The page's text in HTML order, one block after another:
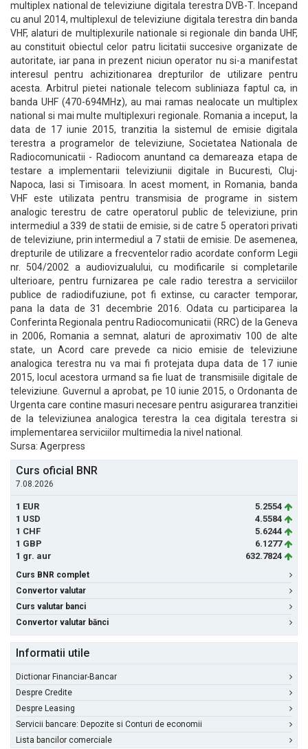
multiplex national de televiziune digitala terestra DVB-T. Incepand
cu anul 2014, multiplexul de televiziune digitala terestra din banda
VHF, alaturi de multiplexurile nationale si regionale din banda UHF,
au constituit obiectul celor patru licitatii succesive organizate de
autoritate, iar pana in prezent niciun operator nu si-a manifestat
interesul pentru achizitionarea drepturilor de utilizare pentru
acesta. Arbitrul pietei nationale telecom subliniaza faptul ca, in
banda UHF (470-694MHz), au mai ramas nealocate un multiplex
national si mai multe multiplexuri regionale. Romania a inceput, la
data de 17 iunie 2015, tranzitia la sistemul de emisie digitala
terestra a programelor de televiziune, Societatea Nationala de
Radiocomunicatii - Radiocom anuntand ca demareaza etapa de
testare a implementarii televiziunii digitale in Bucuresti, Cluj-
Napoca, Iasi si Timisoara. In acest moment, in Romania, banda
VHF este utilizata pentru transmisia de programe in sistem
analogic terestru de catre operatorul public de televiziune, prin
intermediul a 339 de statii de emisie, si de catre 5 operatori privati
de televiziune, prin intermediul a 7 statii de emisie. De asemenea,
drepturile de utilizare a frecventelor radio acordate conform Legii
nr. 504/2002 a audiovizualului, cu modificarile si completarile
ulterioare, pentru furnizarea pe cale radio terestra a serviciilor
publice de radiodifuziune, pot fi extinse, cu caracter temporar,
pana la data de 31 decembrie 2016. Odata cu participarea la
Conferinta Regionala pentru Radiocomunicatii (RRC) de la Geneva
in 2006, Romania a semnat, alaturi de aproximativ 100 de alte
state, un Acord care prevede ca nicio emisie de televiziune
analogica terestra nu va mai fi protejata dupa data de 17 iunie
2015, locul acestora urmand sa fie luat de transmisiile digitale de
televiziune. Guvernul a aprobat, pe 10 iunie 2015, o Ordonanta de
Urgenta care contine masuri necesare pentru asigurarea tranzitiei
de la televiziunea analogica terestra la cea digitala terestra si
implementarea serviciilor multimedia la nivel national.
Sursa: Agerpress
Curs oficial BNR
7.08.2026
1 EUR
5.2554
1 USD
4.5584
1 CHF
5.6244
1 GBP
6.1277
1 gr. aur
632.7824
Curs BNR complet
Convertor valutar
Curs valutar banci
Convertor valutar bănci
Informatii utile
Dictionar Financiar-Bancar
Despre Credite
Despre Leasing
Servicii bancare: Depozite si Conturi de economii
Lista bancilor comerciale